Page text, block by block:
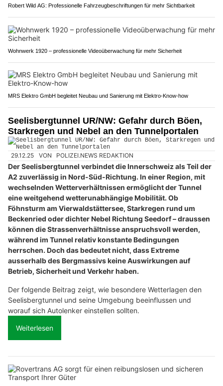
Robert Wild AG: Professionelle Fahrzeugbeschriftungen für mehr Sichtbarkeit
Wohnwerk 1920 – professionelle Videoüberwachung für mehr Sicherheit
MRS Elektro GmbH begleitet Neubau und Sanierung mit Elektro-Know-how
Seelisbergtunnel UR/NW: Gefahr durch Böen,
Starkregen und Nebel an den Tunnelportalen
29.12.25 VON POLIZEI.NEWS REDAKTION
Der Seelisbergtunnel verbindet die Innerschweiz als Teil der
A2 zuverlässig in Nord-Süd-Richtung. In einer Region, mit
wechselnden Wetterverhältnissen ermöglicht der Tunnel
eine weitgehend wetterunabhängige Mobilität. Ob
Föhnsturm am Vierwaldstättersee, Starkregen rund um
Beckenried oder dichter Nebel Richtung Seedorf – draussen
können die Strassenverhältnisse anspruchsvoll werden,
während im Tunnel relativ konstante Bedingungen
herrschen. Doch das bedeutet nicht, dass Extreme
ausserhalb des Bergmassivs keine Auswirkungen auf
Betrieb, Sicherheit und Verkehr haben.
Der folgende Beitrag zeigt, wie besondere Wetterlagen den
Seelisbergtunnel und seine Umgebung beeinflussen und
worauf sich Autolenker einstellen sollten.
Weiterlesen